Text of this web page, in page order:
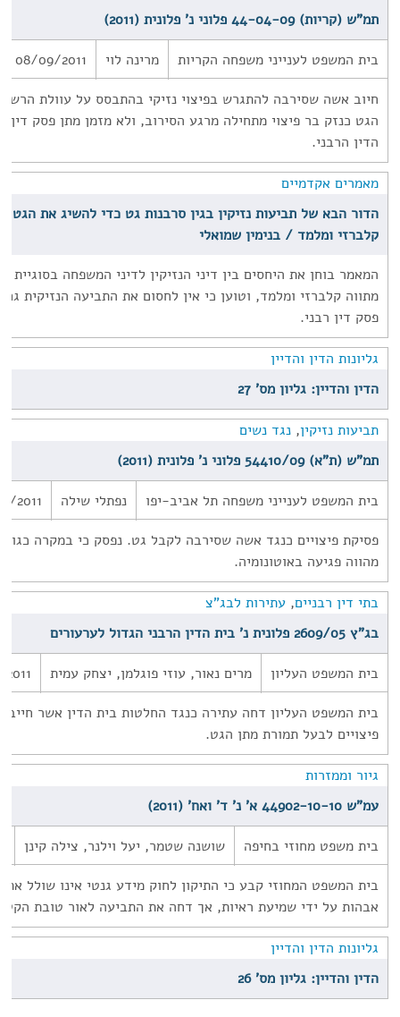
תמ"ש (קריות) 44-04-09 פלוני נ' פלונית (2011)
בית המשפט לענייני משפחה הקריות מרינה לוי
08/09/2011
חיוב אשה שסירבה להתגרש בפיצוי נזיקי בהתבסס על עוולת
הגט כנזק בר פיצוי מתחילה מרגע הסירוב, ולא מזמן מתן פסק דין
הדין הרבני.
מאמרים אקדמיים
הדור הבא של תביעות נזיקין בגין סרבנות גט כדי להשיג את הגט
קלברזי ומלמד / בנימין שמואלי
המאמר בוחן את היחסים בין דיני הנזיקין לדיני המשפחה בסוגיית
מתווה קלברזי ומלמד, וטוען כי אין לחסום את התביעה הנזיקית
פסק דין רבני.
גליונות הדין והדיין
הדין והדיין: גליון מס' 27
תביעות נזיקין,נגד נשים
תמ"ש (ת"א) 54410/09 פלוני נ' פלונית (2011)
בית המשפט לענייני משפחה תל אביב-יפו נפתלי שילה
2011
פסיקת פיצויים כנגד אשה שסירבה לקבל גט. נפסק כי במקרה
מהווה פגיעה באוטונומיה.
בתי דין רבניים,עתירות לבג"צ
בג"ץ 2609/05 פלונית נ' בית הדין הרבני הגדול לערעורים
בית המשפט העליון מרים נאור, עוזי פוגלמן, יצחק עמית
בית המשפט העליון דחה עתירה כנגד החלטות בית הדין אשר
פיצויים לבעל תמורת מתן הגט.
גיור וממזרות
עמ"ש 44902-10-10 א' נ' ד' ואח' (2011)
בית משפט מחוזי בחיפה שושנה שטמר, יעל וילנר, צילה קינן
בית המשפט המחוזי קבע כי התיקון לחוק מידע גנטי אינו שולל את
אבהות על ידי שמיעת ראיות, אך דחה את התביעה לאור טובת
גליונות הדין והדיין
הדין והדיין: גליון מס' 26